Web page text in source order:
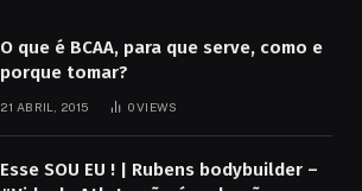
O que é BCAA, para que serve, como e
porque tomar?
21 ABRIL, 2015 0VIEWS
Esse SOU EU ! | Rubens bodybuilder –